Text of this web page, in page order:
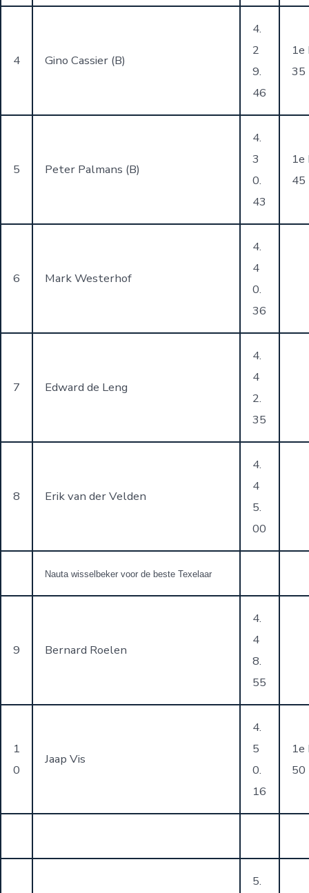
4 Gino Cassier (B)
4.
2
9.
46
1e
35
5 Peter Palmans (B)
4.
3
0.
43
1e
45
6 Mark Westerhof
4.
4
0.
36
7 Edward de Leng
4.
4
2.
35
8 Erik van der Velden
4.
4
5.
00
Nauta wisselbeker voor de beste Texelaar
9 Bernard Roelen
4.
4
8.
55
1
0
Jaap Vis
4.
5
0.
16
1e
50
5.